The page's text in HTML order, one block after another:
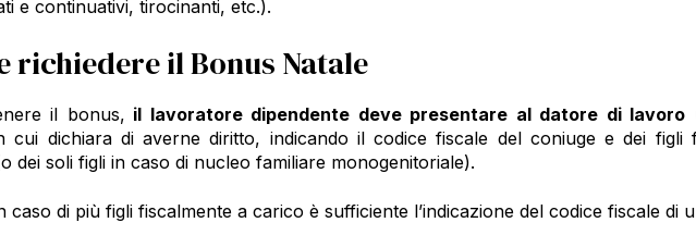
e continuativi, tirocinanti, etc.).
richiedere il Bonus Natale
il bonus, il lavoratore dipendente deve presentare al datore di lavoro
cui dichiara di averne diritto, indicando il codice fiscale del coniuge e dei figli
dei soli figli in caso di nucleo familiare monogenitoriale).
caso di più figli fiscalmente a carico è sufficiente l’indicazione del codice fiscale di